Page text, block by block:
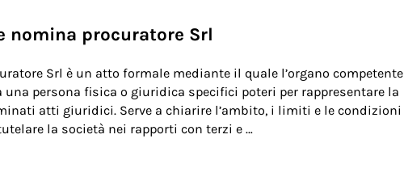
nomina procuratore Srl​
Srl è un atto formale mediante il quale l’organo competente
una persona fisica o giuridica specifici poteri per rappresentare la
atti giuridici. Serve a chiarire l’ambito, i limiti e le condizioni
la società nei rapporti con terzi e …
procuratore Srl​